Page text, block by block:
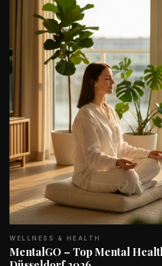
WELLNESS & HEALTH
MentalGO – Top Mental